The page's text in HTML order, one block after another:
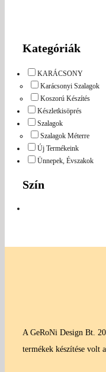
Kategóriák
KARÁCSONY
Karácsonyi Szalagok
Koszorú Készítés
Készletkisöprés
Szalagok
Szalagok Méterre
Új Termékeink
Ünnepek, Évszakok
Szín
A GeRoNi Design Bt.
termékek készítése volt